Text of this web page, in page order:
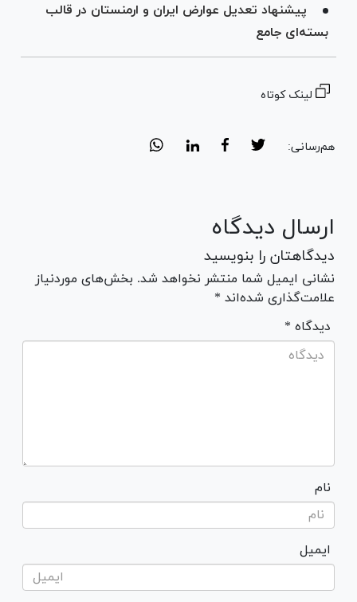
پیشنهاد تعدیل عوارض ایران و ارمنستان در قالب
بسته‌ای جامع
لینک کوتاه
هم‌رسانی:
ارسال دیدگاه
دیدگاهتان را بنویسید
نشانی ایمیل شما منتشر نخواهد شد. بخش‌های موردنیاز
علامت‌گذاری شده‌اند *
* دیدگاه
نام
ایمیل